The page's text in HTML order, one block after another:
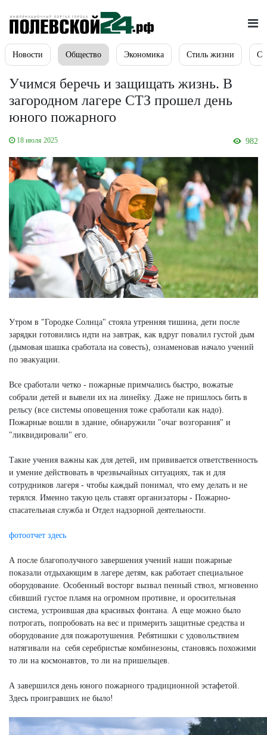
Новости Общество Экономика Стиль жизни
Учимся беречь и защищать жизнь. В
загородном лагере СТЗ прошел день
юного пожарного
18 июля 2025 982
Утром в "Городке Солнца" стояла утренняя тишина, дети после
зарядки готовились идти на завтрак, как вдруг повалил густой дым
(дымовая шашка сработала на совесть), ознаменовав начало учений
по эвакуации.
Все сработали четко - пожарные примчались быстро, вожатые
собрали детей и вывели их на линейку. Даже не пришлось бить в
рельсу (все системы оповещения тоже сработали как надо).
Пожарные вошли в здание, обнаружили "очаг возгорания" и
"ликвидировали" его.
Такие учения важны как для детей, им прививается ответственность
и умение действовать в чрезвычайных ситуациях, так и для
сотрудников лагеря - чтобы каждый понимал, что ему делать и не
терялся. Именно такую цель ставят организаторы - Пожарно-
спасательная служба и Отдел надзорной деятельности.
фотоотчет здесь
А после благополучного завершения учений наши пожарные
показали отдыхающим в лагере детям, как работает специальное
оборудование. Особенный восторг вызвал пенный ствол, мгновенно
сбивший густое пламя на огромном противне, и оросительная
система, устроившая два красивых фонтана. А еще можно было
потрогать, попробовать на вес и примерить защитные средства и
оборудование для пожаротушения. Ребятишки с удовольствием
натягивали на себя серебристые комбинезоны, становясь похожими
то ли на космонавтов, то ли на пришельцев.
А завершился день юного пожарного традиционной эстафетой.
Здесь проигравших не было!